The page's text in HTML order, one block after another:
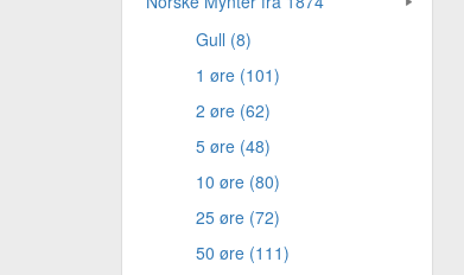
Gull (8)
1 øre (101)
2 øre (62)
5 øre (48)
10 øre (80)
25 øre (72)
50 øre (111)